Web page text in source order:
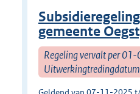
gemeente
Regeling vervalt per